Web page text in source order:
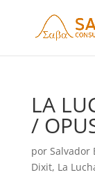
LA
/
por Salvador
Dixit, La